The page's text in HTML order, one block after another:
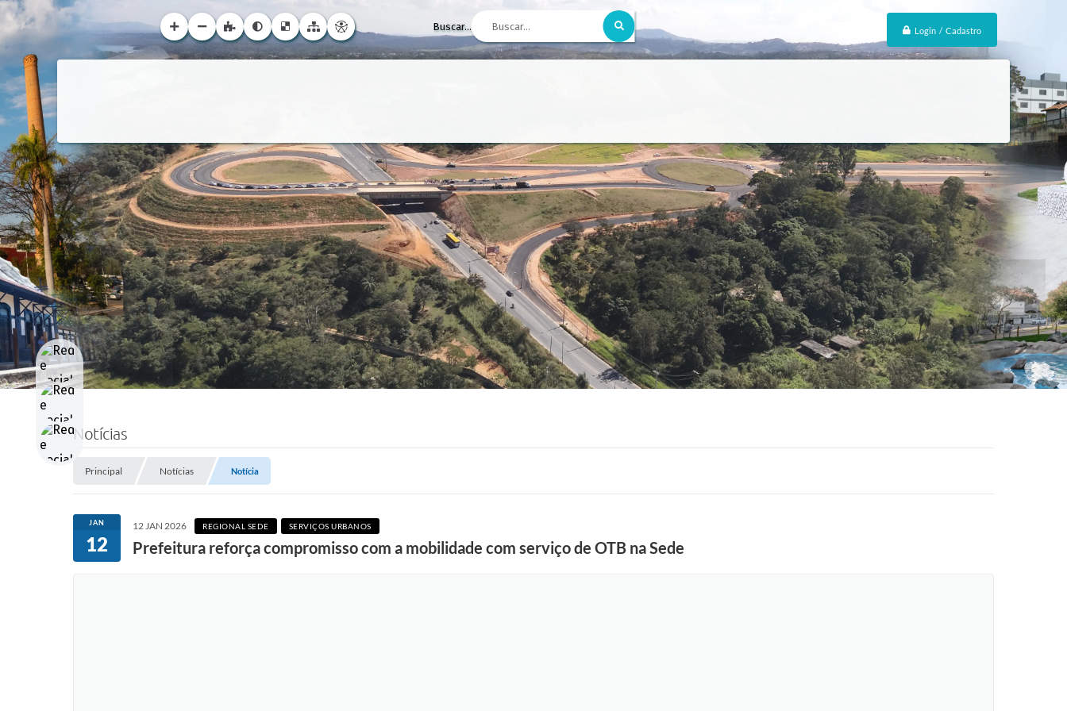
Login / Cadastro
Buscar...
Notícias
Principal Notícias Notícia
JAN
12
12 JAN 2026 REGIONAL SEDE SERVIÇOS URBANOS
Prefeitura reforça compromisso com a mobilidade com serviço de OTB na Sede
o
: